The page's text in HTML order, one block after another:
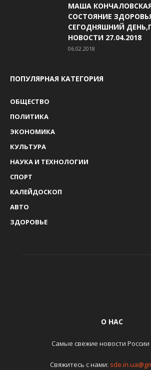
МАША
СОСТОЯНИЕ
СЕГОДНЯШНИЙ
НОВОСТИ 27.04.2018
06.02.2018
ПОПУЛЯРНАЯ КАТЕГОРИЯ
ОБЩЕСТВО
ПОЛИТИКА
ЭКОНОМИКА
КУЛЬТУРА
НАУКА И ТЕХНОЛОГИИ
СПОРТ
КАЛЕЙДОСКОП
АВТО
ЗДОРОВЬЕ
О НАС
Самые свежие новости
Свяжитесь с нами: